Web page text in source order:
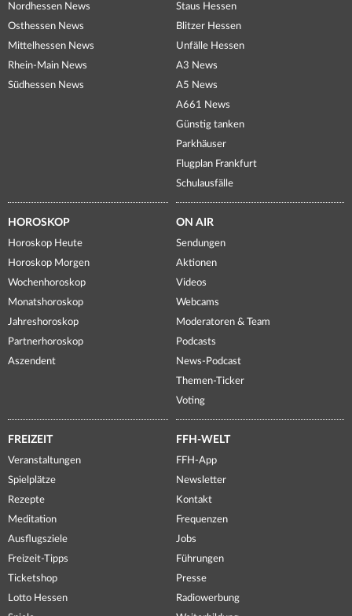
Nordhessen News
Osthessen News
Mittelhessen News
Rhein-Main News
Südhessen News
Staus Hessen
Blitzer Hessen
Unfälle Hessen
A3 News
A5 News
A661 News
Günstig tanken
Parkhäuser
Flugplan Frankfurt
Schulausfälle
HOROSKOP
Horoskop Heute
Horoskop Morgen
Wochenhoroskop
Monatshoroskop
Jahreshoroskop
Partnerhoroskop
Aszendent
ON AIR
Sendungen
Aktionen
Videos
Webcams
Moderatoren & Team
Podcasts
News-Podcast
Themen-Ticker
Voting
FREIZEIT
Veranstaltungen
Spielplätze
Rezepte
Meditation
Ausflugsziele
Freizeit-Tipps
Ticketshop
Lotto Hessen
FFH-WELT
FFH-App
Newsletter
Kontakt
Frequenzen
Jobs
Führungen
Presse
Radiowerbung